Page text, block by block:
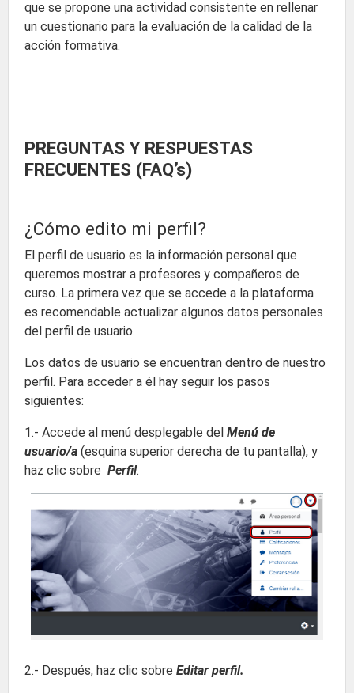
que se propone una actividad consistente en rellenar
un cuestionario para la evaluación de la calidad de la
acción formativa.
PREGUNTAS Y RESPUESTAS
FRECUENTES (FAQ’s)
¿Cómo edito mi perfil?
El perfil de usuario es la información personal que
queremos mostrar a profesores y compañeros de
curso. La primera vez que se accede a la plataforma
es recomendable actualizar algunos datos personales
del perfil de usuario.
Los datos de usuario se encuentran dentro de nuestro
perfil. Para acceder a él hay seguir los pasos
siguientes:
1.- Accede al menú desplegable del Menú de
usuario/a (esquina superior derecha de tu pantalla), y
haz clic sobre Perfil.
2.- Después, haz clic sobre Editar perfil.